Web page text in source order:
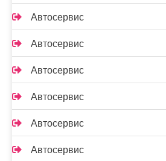
Автосервис
Автосервис
Автосервис
Автосервис
Автосервис
Автосервис